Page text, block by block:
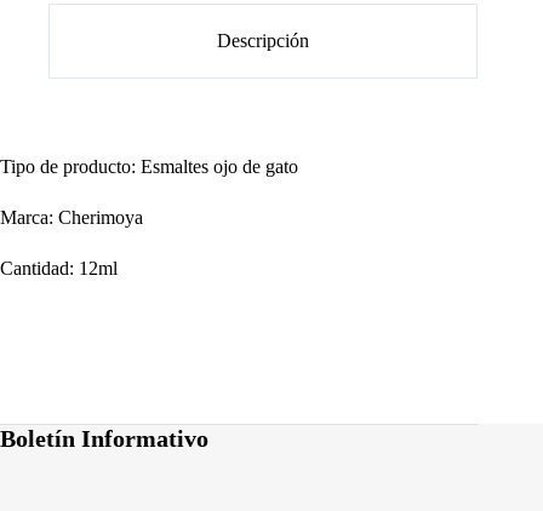
Descripción
Tipo de producto: Esmaltes ojo de gato
Marca: Cherimoya
Cantidad: 12ml
Boletín Informativo